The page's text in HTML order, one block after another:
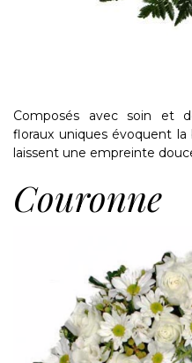
Composés avec soin et
floraux uniques évoquent
laissent une empreinte
Couronne